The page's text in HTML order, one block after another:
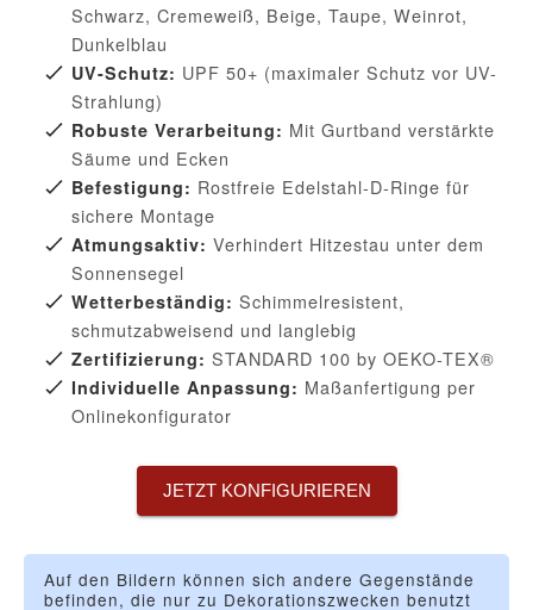
Schwarz, Cremeweiß, Beige, Taupe, Weinrot,
Dunkelblau
UV-Schutz: UPF 50+ (maximaler Schutz vor UV-
Strahlung)
Robuste Verarbeitung: Mit Gurtband verstärkte
Säume und Ecken
Befestigung: Rostfreie Edelstahl-D-Ringe für
sichere Montage
Atmungsaktiv: Verhindert Hitzestau unter dem
Sonnensegel
Wetterbeständig: Schimmelresistent,
schmutzabweisend und langlebig
Zertifizierung: STANDARD 100 by OEKO-TEX®
Individuelle Anpassung: Maßanfertigung per
Onlinekonfigurator
JETZT KONFIGURIEREN
Auf den Bildern können sich andere Gegenstände
befinden, die nur zu Dekorationszwecken benutzt